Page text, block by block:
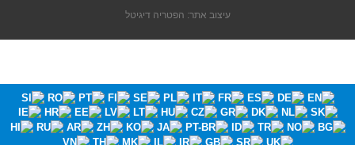
עיצוב אתר: הפטריה דיגיטל